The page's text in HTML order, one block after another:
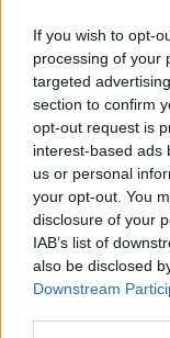
If you wish to opt-
processing of your
targeted
section to confirm
opt-out request is
interest-based ads
us or personal
your opt-out. You
disclosure of your
IAB’s list of
also be disclosed
Downstream